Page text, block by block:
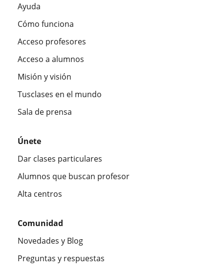
Ayuda
Cómo funciona
Acceso profesores
Acceso a alumnos
Misión y visión
Tusclases en el mundo
Sala de prensa
Únete
Dar clases particulares
Alumnos que buscan profesor
Alta centros
Comunidad
Novedades y Blog
Preguntas y respuestas